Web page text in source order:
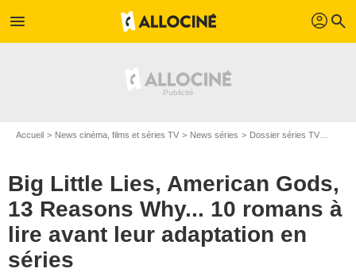
menu profil search
Accueil News cinéma, films et séries TV News séries Dossier séries TV
Big Little Lies, American Gods,
13 Reasons Why... 10 romans à
lire avant leur adaptation en
séries